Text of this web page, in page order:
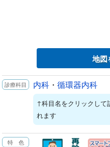
地図
内科 ・ 循環器内科
↑科目名をクリックして
れます